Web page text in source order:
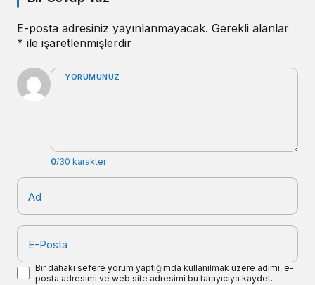
E-posta adresiniz yayınlanmayacak. Gerekli alanlar
* ile işaretlenmişlerdir
YORUMUNUZ
0/30 karakter
Ad
E-Posta
Bir dahaki sefere yorum yaptığımda kullanılmak üzere adımı, e-
posta adresimi ve web site adresimi bu tarayıcıya kaydet.